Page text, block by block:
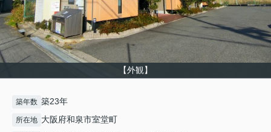
【外観】
築年数 築23年
所在地 大阪府和泉市室堂町